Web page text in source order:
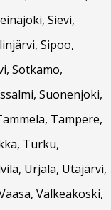
Sievi,
Sipoo,
Sotkamo,
Suonenjoki,
Tampere,
Turku,
Urjala, Utajärvi,
Valkeakoski,